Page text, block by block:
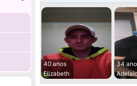
40 anos
Elizabeth
34